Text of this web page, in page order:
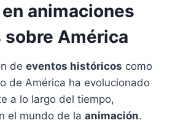
animaciones
América
de eventos históricos como
de América ha evolucionado
a lo largo del tiempo,
el mundo de la animación.